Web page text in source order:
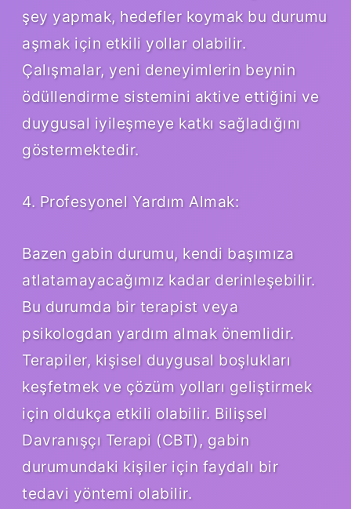
şey yapmak, hedefler koymak bu durumu
aşmak için etkili yollar olabilir.
Çalışmalar, yeni deneyimlerin beynin
ödüllendirme sistemini aktive ettiğini ve
duygusal iyileşmeye katkı sağladığını
göstermektedir.
4. Profesyonel Yardım Almak:
Bazen gabin durumu, kendi başımıza
atlatamayacağımız kadar derinleşebilir.
Bu durumda bir terapist veya
psikologdan yardım almak önemlidir.
Terapiler, kişisel duygusal boşlukları
keşfetmek ve çözüm yolları geliştirmek
için oldukça etkili olabilir. Bilişsel
Davranışçı Terapi (CBT), gabin
durumundaki kişiler için faydalı bir
tedavi yöntemi olabilir.